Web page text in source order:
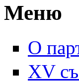
Меню
О
XV